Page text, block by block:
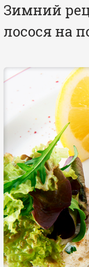
Зимний
лосося на